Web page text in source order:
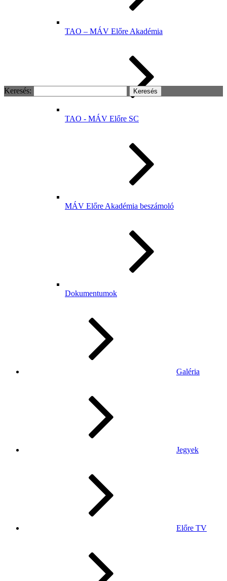
TAO – MÁV Előre Akadémia
TAO - MÁV Előre SC
MÁV Előre Akadémia beszámoló
Dokumentumok
Galéria
Jegyek
Előre TV
Keresés: